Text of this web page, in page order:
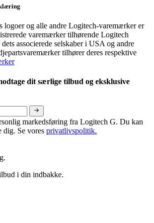
logoer og alle andre Logitech-varemærker er
varemærker tilhørende Logitech
associerede selskaber i USA og andre
tilhører deres respektive
dit særlige tilbud og eksklusive
markedsføring fra Logitech G. Du kan
dig. Se vores privatlivspolitik.
i din indbakke.